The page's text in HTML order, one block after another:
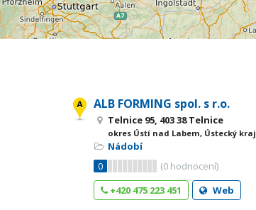
ALB FORMING spol. s r.o.
Telnice 95, 403 38 Telnice
okres Ústí nad Labem, Ústecký kraj
Nádobí
0
(0 hodnocení)
+420 475 223 451
Web